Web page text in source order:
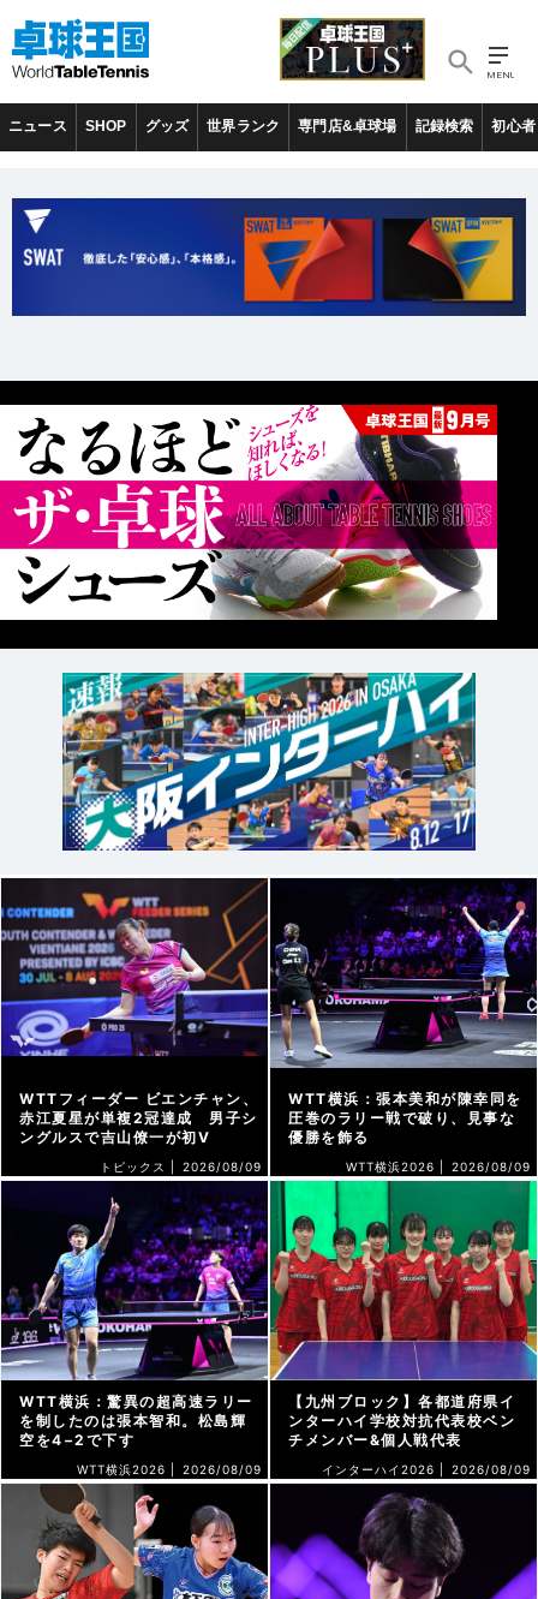
ニュース SHOP グッズ 世界ランク 専門店&卓球場 記録検索 初心者
WTTフィーダー ビエンチャン、
赤江夏星が単複2冠達成 男子シ
ングルスで吉山僚一が初V
トピックス | 2026/08/09
WTT横浜：張本美和が陳幸同を
圧巻のラリー戦で破り、見事な
優勝を飾る
WTT横浜2026 | 2026/08/09
WTT横浜：驚異の超高速ラリー
を制したのは張本智和。松島輝
空を4−2で下す
WTT横浜2026 | 2026/08/09
【九州ブロック】各都道府県イ
ンターハイ学校対抗代表校ベン
チメンバー&個人戦代表
インターハイ2026 | 2026/08/09